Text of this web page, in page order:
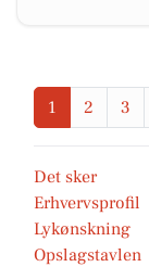
1 2 3
Det sker
Erhvervsprofil
Lykønskning
Opslagstavlen